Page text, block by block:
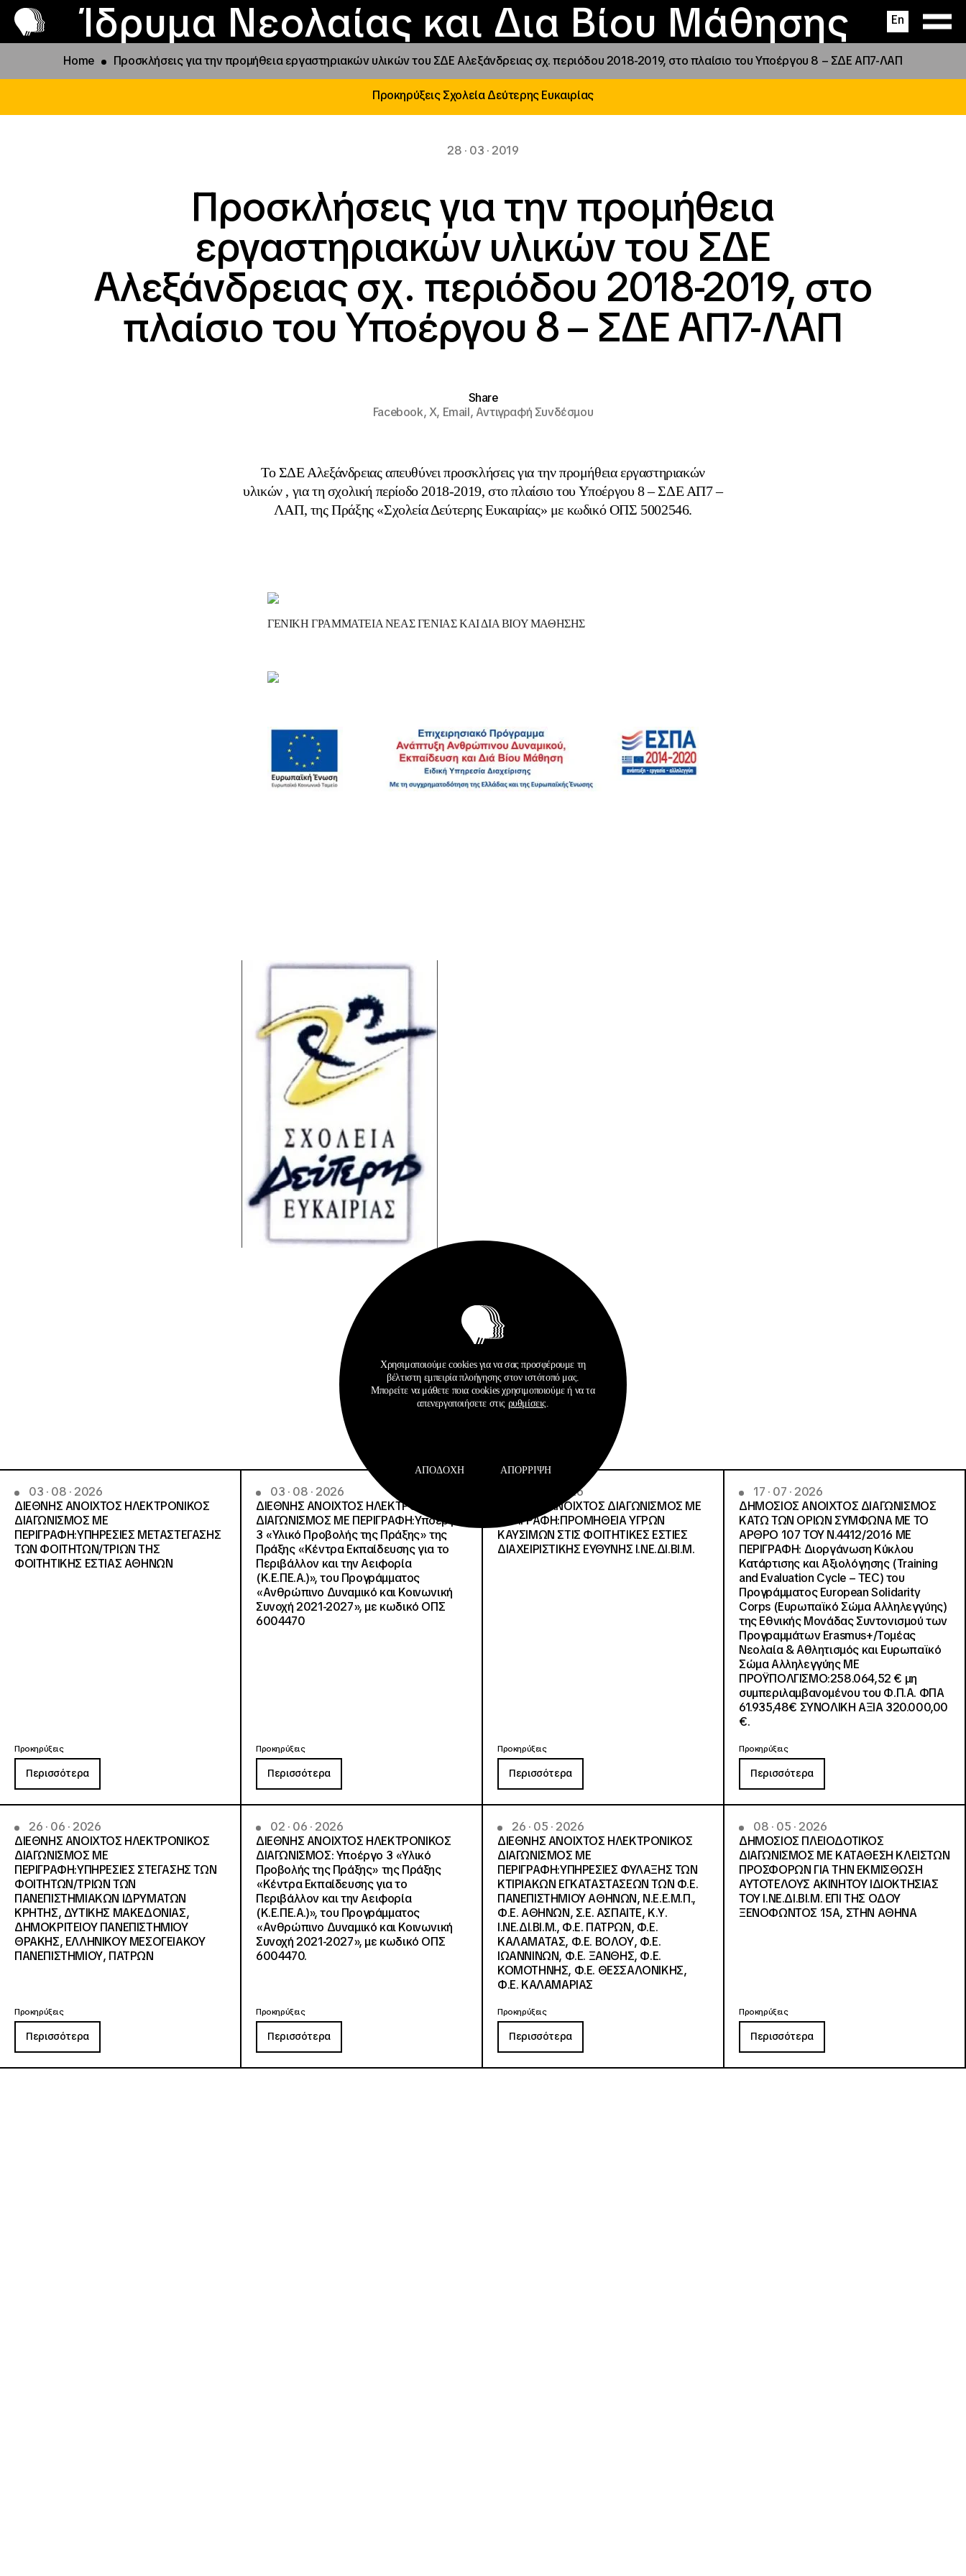
Ίδρυμα Νεολαίας και Δια Βίου Μάθησης En
Το ΙΝΕΔΙΒΙΜ
Προγράμματα και δράσεις
Φοιτητικές Εστίες
Παραχώρηση αιγίδας
Νέα
Επικοινωνία
Home Προσκλήσεις για την προμήθεια εργαστηριακών υλικών του ΣΔΕ Αλεξάνδρειας σχ. περιόδου 2018-2019, στο πλαίσιο του Υποέργου 8 – ΣΔΕ ΑΠ7-ΛΑΠ
Προκηρύξεις Σχολεία Δεύτερης Ευκαιρίας
28 · 03 · 2019
Προσκλήσεις για την προμήθεια
εργαστηριακών υλικών του ΣΔΕ
Αλεξάνδρειας σχ. περιόδου 2018-2019, στο
πλαίσιο του Υποέργου 8 – ΣΔΕ ΑΠ7-ΛΑΠ
Share
Facebook,X, Email,Αντιγραφή Συνδέσμου
Το ΣΔΕ Αλεξάνδρειας απευθύνει προσκλήσεις για την προμήθεια εργαστηριακών
υλικών , για τη σχολική περίοδο 2018-2019, στο πλαίσιο του Υποέργου 8 – ΣΔΕ ΑΠ7 –
ΛΑΠ, της Πράξης «Σχολεία Δεύτερης Ευκαιρίας» με κωδικό ΟΠΣ 5002546.
ΓΕΝΙΚΗ ΓΡΑΜΜΑΤΕΙΑ ΝΕΑΣ ΓΕΝΙΑΣ ΚΑΙ ΔΙΑ ΒΙΟΥ ΜΑΘΗΣΗΣ
Σχετικά Αρχεία
03 · 08 · 2026
ΔΙΕΘΝΗΣ ΑΝΟΙΧΤΟΣ ΗΛΕΚΤΡΟΝΙΚΟΣ
ΔΙΑΓΩΝΙΣΜΟΣ ΜΕ
ΠΕΡΙΓΡΑΦΗ:ΥΠΗΡΕΣΙΕΣ METAΣΤΕΓΑΣΗΣ
ΤΩΝ ΦΟΙΤΗΤΩΝ/ΤΡΙΩΝ ΤΗΣ
ΦΟΙΤΗΤΙΚΗΣ ΕΣΤΙΑΣ ΑΘΗΝΩΝ
Προκηρύξεις
Περισσότερα
03 · 08 · 2026
ΔΙΕΘΝΗΣ ΑΝΟΙΧΤΟΣ ΗΛΕΚΤΡΟΝΙΚΟΣ
ΔΙΑΓΩΝΙΣΜΟΣ ΜΕ ΠΕΡΙΓΡΑΦΗ:Υποέργο
3 «Υλικό Προβολής της Πράξης» της
Πράξης «Κέντρα Εκπαίδευσης για το
Περιβάλλον και την Αειφορία
(Κ.Ε.ΠΕ.Α.)», του Προγράμματος
«Ανθρώπινο Δυναμικό και Κοινωνική
Συνοχή 2021-2027», με κωδικό ΟΠΣ
6004470
Προκηρύξεις
Περισσότερα
29 · 07 · 2026
ΔΙΕΘΝΗΣ ΑΝΟΙΧΤΟΣ ΔΙΑΓΩΝΙΣΜΟΣ ΜΕ
ΠΕΡΙΓΡΑΦΗ:ΠΡΟΜΗΘΕΙΑ ΥΓΡΩΝ
ΚΑΥΣΙΜΩΝ ΣΤΙΣ ΦΟΙΤΗΤΙΚΕΣ ΕΣΤΙΕΣ
ΔΙΑΧΕΙΡΙΣΤΙΚΗΣ ΕΥΘΥΝΗΣ Ι.ΝΕ.ΔΙ.ΒΙ.Μ.
Προκηρύξεις
Περισσότερα
17 · 07 · 2026
ΔΗΜΟΣΙΟΣ ΑΝΟΙΧΤΟΣ ΔΙΑΓΩΝΙΣΜΟΣ
ΚΑΤΩ ΤΩΝ ΟΡΙΩΝ ΣΥΜΦΩΝΑ ΜΕ ΤΟ
ΑΡΘΡΟ 107 ΤΟΥ Ν.4412/2016 ΜΕ
ΠΕΡΙΓΡΑΦΗ: Διοργάνωση Κύκλου
Κατάρτισης και Αξιολόγησης (Training
and Evaluation Cycle – TEC) του
Προγράμματος European Solidarity
Corps (Ευρωπαϊκό Σώμα Αλληλεγγύης)
της Εθνικής Μονάδας Συντονισμού των
Προγραμμάτων Erasmus+/Τομέας
Νεολαία & Αθλητισμός και Ευρωπαϊκό
Σώμα Αλληλεγγύης ΜΕ
ΠΡΟΫΠΟΛΓΙΣΜΟ:258.064,52 € μη
συμπεριλαμβανομένου του Φ.Π.Α. ΦΠΑ
61.935,48€ ΣΥΝΟΛΙΚΗ ΑΞΙΑ 320.000,00
€.
Προκηρύξεις
Περισσότερα
26 · 06 · 2026
ΔΙΕΘΝΗΣ ΑΝΟΙΧΤΟΣ ΗΛΕΚΤΡΟΝΙΚΟΣ
ΔΙΑΓΩΝΙΣΜΟΣ ΜΕ
ΠΕΡΙΓΡΑΦΗ:ΥΠΗΡΕΣΙΕΣ ΣΤΕΓΑΣΗΣ ΤΩΝ
ΦΟΙΤΗΤΩΝ/ΤΡΙΩΝ ΤΩΝ
ΠΑΝΕΠΙΣΤΗΜΙΑΚΩΝ ΙΔΡΥΜΑΤΩΝ
KΡΗΤΗΣ, ΔΥΤΙΚΗΣ ΜΑΚΕΔΟΝΙΑΣ,
ΔΗΜΟΚΡΙΤΕΙΟΥ ΠΑΝΕΠΙΣΤΗΜΙΟΥ
ΘΡΑΚΗΣ, ΕΛΛΗΝΙΚΟΥ ΜΕΣΟΓΕΙΑΚΟΥ
ΠΑΝΕΠΙΣΤΗΜΙΟΥ, ΠΑΤΡΩΝ
Προκηρύξεις
Περισσότερα
02 · 06 · 2026
ΔΙΕΘΝΗΣ ΑΝΟΙΧΤΟΣ ΗΛΕΚΤΡΟΝΙΚΟΣ
ΔΙΑΓΩΝΙΣΜΟΣ: Υποέργο 3 «Υλικό
Προβολής της Πράξης» της Πράξης
«Κέντρα Εκπαίδευσης για το
Περιβάλλον και την Αειφορία
(Κ.Ε.ΠΕ.Α.)», του Προγράμματος
«Ανθρώπινο Δυναμικό και Κοινωνική
Συνοχή 2021-2027», με κωδικό ΟΠΣ
6004470.
Προκηρύξεις
Περισσότερα
26 · 05 · 2026
ΔΙΕΘΝΗΣ ΑΝΟΙΧΤΟΣ ΗΛΕΚΤΡΟΝΙΚΟΣ
ΔΙΑΓΩΝΙΣΜΟΣ ΜΕ
ΠΕΡΙΓΡΑΦΗ:ΥΠΗΡΕΣΙΕΣ ΦΥΛΑΞΗΣ ΤΩΝ
ΚΤΙΡΙΑΚΩΝ ΕΓΚΑΤΑΣΤΑΣΕΩΝ ΤΩΝ Φ.Ε.
ΠΑΝΕΠΙΣΤΗΜΙΟΥ ΑΘΗΝΩΝ, Ν.Ε.Ε.Μ.Π.,
Φ.Ε. ΑΘΗΝΩΝ, Σ.Ε. ΑΣΠΑΙΤΕ, Κ.Υ.
Ι.ΝΕ.ΔΙ.ΒΙ.Μ., Φ.Ε. ΠΑΤΡΩΝ, Φ.Ε.
ΚΑΛΑΜΑΤΑΣ, Φ.Ε. ΒΟΛΟΥ, Φ.Ε.
ΙΩΑΝΝΙΝΩΝ, Φ.Ε. ΞΑΝΘΗΣ, Φ.Ε.
ΚΟΜΟΤΗΝΗΣ, Φ.Ε. ΘΕΣΣΑΛΟΝΙΚΗΣ,
Φ.Ε. ΚΑΛΑΜΑΡΙΑΣ
Προκηρύξεις
Περισσότερα
08 · 05 · 2026
ΔΗΜΟΣΙΟΣ ΠΛΕΙΟΔΟΤΙΚΟΣ
ΔΙΑΓΩΝΙΣΜΟΣ ΜΕ ΚΑΤΑΘΕΣΗ ΚΛΕΙΣΤΩΝ
ΠΡΟΣΦΟΡΩΝ ΓΙΑ ΤΗΝ ΕΚΜΙΣΘΩΣΗ
ΑΥΤΟΤΕΛΟΥΣ ΑΚΙΝΗΤΟΥ ΙΔΙΟΚΤΗΣΙΑΣ
ΤΟΥ Ι.ΝΕ.ΔΙ.ΒΙ.Μ. ΕΠΙ ΤΗΣ ΟΔΟΥ
ΞΕΝΟΦΩΝΤΟΣ 15Α, ΣΤΗΝ ΑΘΗΝΑ
Προκηρύξεις
Περισσότερα
Χρησιμοποιούμε cookies για να σας προσφέρουμε τη
βέλτιστη εμπειρία πλοήγησης στον ιστότοπό μας.
Μπορείτε να μάθετε ποια cookies χρησιμοποιούμε ή να τα
απενεργοποιήσετε στις ρυθμίσεις
ΑΠΟΔΟΧΉ ΑΠΌΡΡΙΨΗ